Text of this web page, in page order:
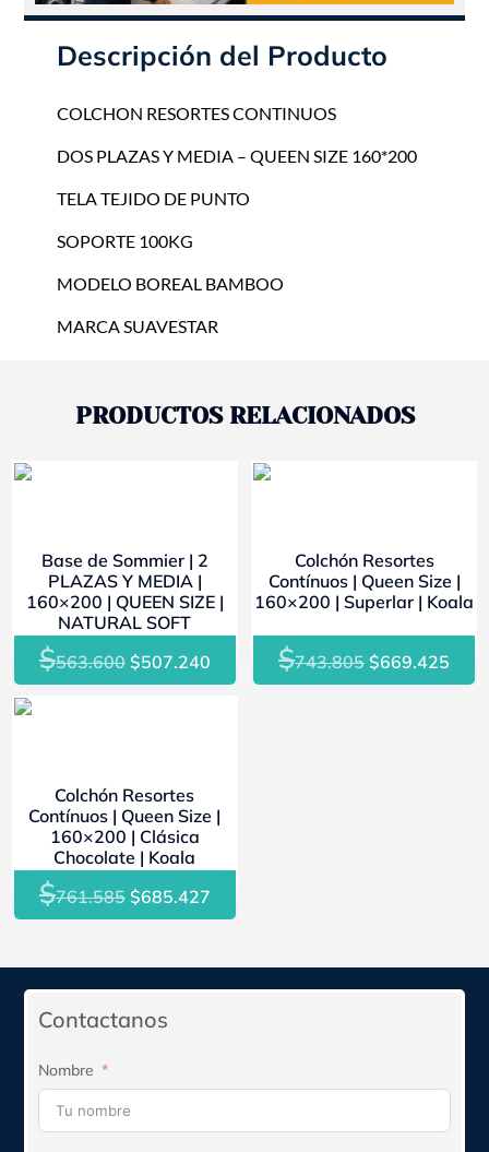
SUAVESTAR
Descripción del Producto
COLCHON RESORTES CONTINUOS
DOS PLAZAS Y MEDIA – QUEEN SIZE 160*200
TELA TEJIDO DE PUNTO
SOPORTE 100KG
MODELO BOREAL BAMBOO
MARCA SUAVESTAR
PRODUCTOS RELACIONADOS
Base de Sommier | 2
PLAZAS Y MEDIA |
160×200 | QUEEN SIZE |
NATURAL SOFT
$563.600 El
precio
$507.240El
precio
Colchón Resortes
Contínuos | Queen Size |
160×200 | Superlar | Koala
$743.805 El
precio
$669.425
Colchón Resortes
Contínuos | Queen Size |
160×200 | Clásica
Chocolate | Koala
$761.585 El
precio
$685.427El
precio
Contactanos
Nombre